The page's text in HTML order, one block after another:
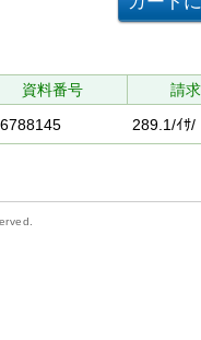
資料番号
請
289.1/ｲｻ/